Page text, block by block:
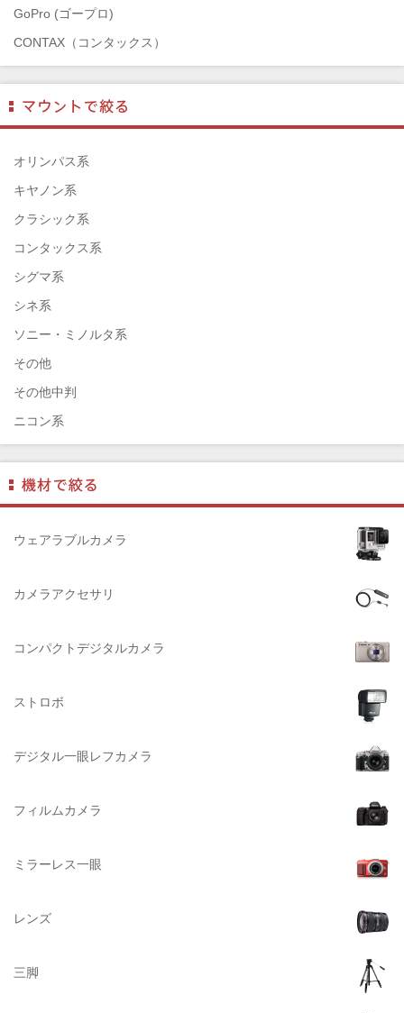
GoPro (ゴープロ)
CONTAX（コンタックス）
Mamiya（マミヤ）
TAMRON（タムロン）
SIGMA（シグマ）
HASSELBLAD（ハッセルブラッド）
EPSON（エプソン）
ENNA München（エナ）
ELEFOTO（エレフォト）
ELECOM（エレコム）
￼EIZO（エイゾ）
edelkrone（エーデンクローン）
Garmin（ガーミン）
Dust-Off（ダストオフ）
DreamMaker（ドリームメーカー）
DNPフォトイメージング(ディーエヌピー)
DIGITALKING（デジタルキング）
diagnl（ダイアグナル）
Lowepro（ロープロ）
BURTON（バートン）
DELSEY（デルセー）
DEKO Elite（デコエリート）
Datacolor（データカラー）
A-POWER (エー・パワー)
オリンパス系
キヤノン系
クラシック系
コンタックス系
シグマ系
シネ系
ソニー・ミノルタ系
その他
その他中判
ニコン系
フジフィルム系
ペンタックス系
ライカ系
中判海外系
ウェアラブルカメラ
カメラアクセサリ
コンパクトデジタルカメラ
ストロボ
デジタル一眼レフカメラ
フィルムカメラ
ミラーレス一眼
レンズ
三脚